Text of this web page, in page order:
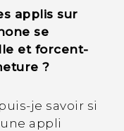
protection
ne
plus.
protection
téléphone
puis-je pas
les
le
ou de
?
je vérifier
a et
mémoire est
applis sur
se
et forcent-
?
je savoir si
appli